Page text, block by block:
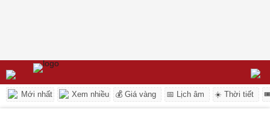
Mới nhất Xem nhiều 💰 Giá vàng 📅 Lịch âm ☀️ Thời tiết